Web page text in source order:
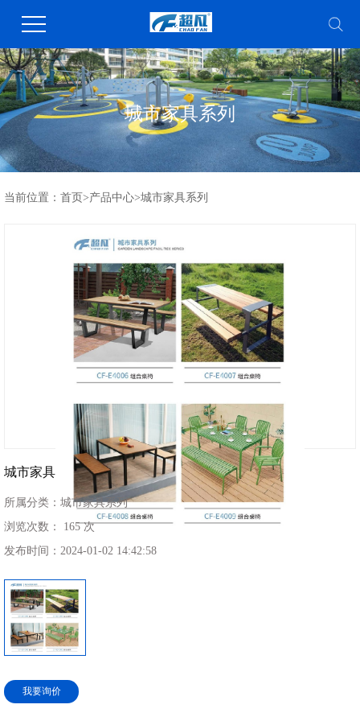
城市家具系列
当前位置： 首页 >产品中心>城市家具系列
城市家具
所属分类： 城市家具系列
浏览次数：
165 次
发布时间： 2024-01-02 14:42:58
我要询价